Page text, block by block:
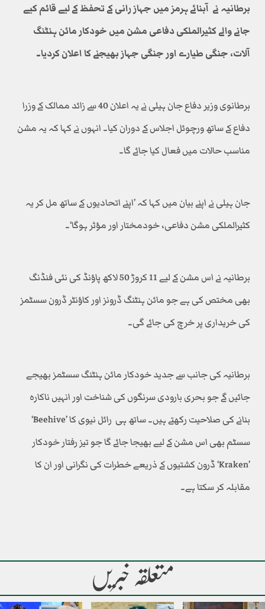
برطانیہ نے آبنائے ہرمز میں جہاز رانی کے تحفظ کے لیے قائم کیے
جانے والے کثیرالملکی دفاعی مشن میں خودکار مائن ہنٹنگ
آلات، جنگی طیارے اور جنگی جہاز بھیجنے کا اعلان کردیا۔
برطانوی وزیر دفاع جان ہیلی نے یہ اعلان 40 سے زائد ممالک کے وزرا
دفاع کے ساتھ ورچوئل اجلاس کے دوران کیا۔ انہوں نے کہا کہ یہ مشن
مناسب حالات میں فعال کیا جائے گا۔
جان ہیلی نے اپنے بیان میں کہا کہ ’اپنے اتحادیوں کے ساتھ مل کر یہ
کثیرالملکی مشن دفاعی، خودمختار اور مؤثر ہوگا‘۔
برطانیہ نے اس مشن کے لیے 11 کروڑ 50 لاکھ پاؤنڈ کی نئی فنڈنگ
بھی مختص کی ہے جو مائن ہنٹنگ ڈرونز اور کاؤنٹر ڈرون سسٹمز
کی خریداری پر خرچ کی جائے گی۔
برطانیہ کی جانب سے جدید خودکار مائن ہنٹنگ سسٹمز بھیجے
جائیں گے جو بحری بارودی سرنگوں کی شناخت اور انہیں ناکارہ
بنانے کی صلاحیت رکھتے ہیں۔ ساتھ ہی رائل نیوی کا ’Beehive‘
سسٹم بھی اس مشن کے لیے بھیجا جائے گا جو تیز رفتار خودکار
’Kraken‘ ڈرون کشتیوں کے ذریعے خطرات کی نگرانی اور ان کا
مقابلہ کر سکتا ہے۔
متعلقہ خبریں